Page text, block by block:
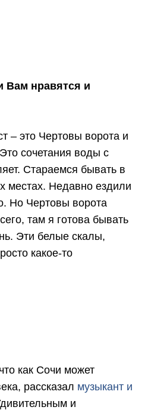
Вам нравятся и
– это Чертовы ворота и
сочетания воды с
Стараемся бывать в
местах. Недавно ездили
Но Чертовы ворота
там я готова бывать
Эти белые скалы,
какое-то
как Сочи может
рассказал музыкант и
и